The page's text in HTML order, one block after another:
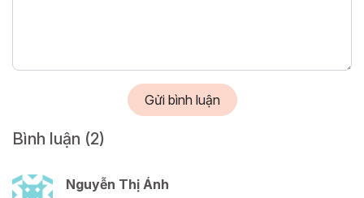
Gửi bình luận
Bình luận (2)
Nguyễn Thị Ánh